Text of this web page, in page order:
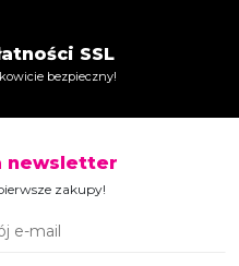
SSL
bezpieczny!
newsletter
zakupy!